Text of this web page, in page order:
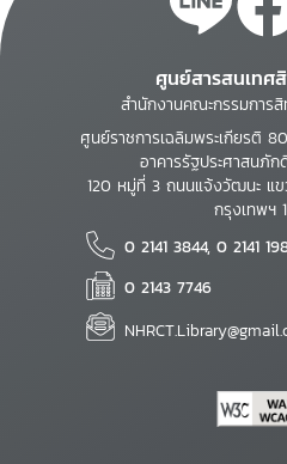
ศูนย์สารสนเทศ
สำนักงานคณะกรรมการ
ศูนย์ราชการเฉลิมพระเกียรติ
อาคารรัฐประศาสนภั
120 หมู่ที่ 3 ถนนแจ้งวัฒนะ แ
กรุงเทพฯ
0 2141 3844, 0 2141
0 2143 7746